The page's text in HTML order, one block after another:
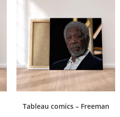
Tableau comics – Freeman